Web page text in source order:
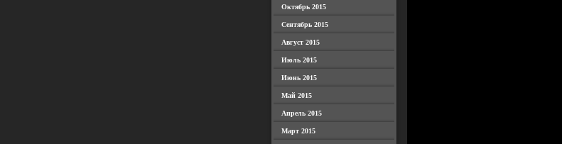
Октябрь 2015
Сентябрь 2015
Август 2015
Июль 2015
Июнь 2015
Май 2015
Апрель 2015
Март 2015